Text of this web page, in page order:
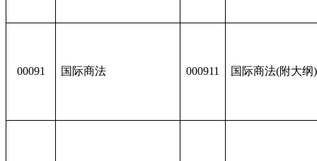
00091 国际商法 000911 国际商法(附大纲)